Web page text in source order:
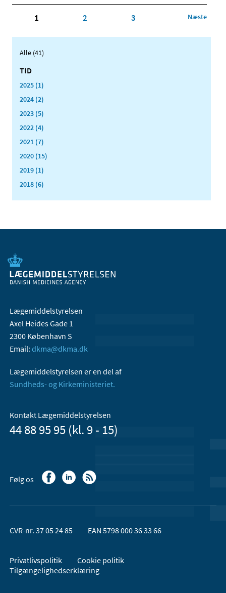
1 2 3 Næste
Alle (41)
TID
2025 (1)
2024 (2)
2023 (5)
2022 (4)
2021 (7)
2020 (15)
2019 (1)
2018 (6)
Lægemiddelstyrelsen
Axel Heides Gade 1
2300 København S
Email: dkma@dkma.dk
Lægemiddelstyrelsen er en del af
Sundheds- og Kirkeministeriet.
Kontakt Lægemiddelstyrelsen
44 88 95 95 (kl. 9 - 15)
Følg os
CVR-nr. 37 05 24 85 EAN 5798 000 36 33 66
Privatlivspolitik
Cookie politik
Tilgængelighedserklæring